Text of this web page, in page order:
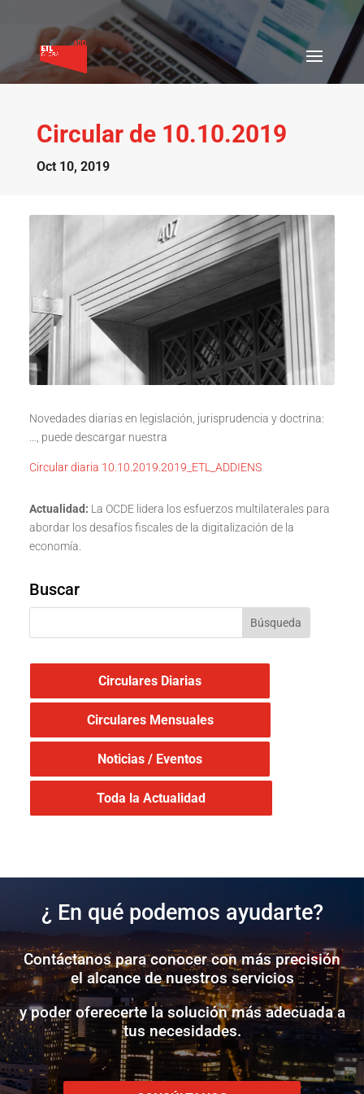
Circular de 10.10.2019
Oct 10, 2019
Novedades diarias en legislación, jurisprudencia y doctrina:
…, puede descargar nuestra
Circular diaria 10.10.2019.2019_ETL_ADDIENS
Actualidad: La OCDE lidera los esfuerzos multilaterales para
abordar los desafíos fiscales de la digitalización de la
economía.
Buscar
Circulares Diarias
Circulares Mensuales
Noticias / Eventos
Toda la Actualidad
¿ En qué podemos ayudarte?
Contáctanos para conocer con más precisión
el alcance de nuestros servicios
y poder oferecerte la solución más adecuada a
tus necesidades.